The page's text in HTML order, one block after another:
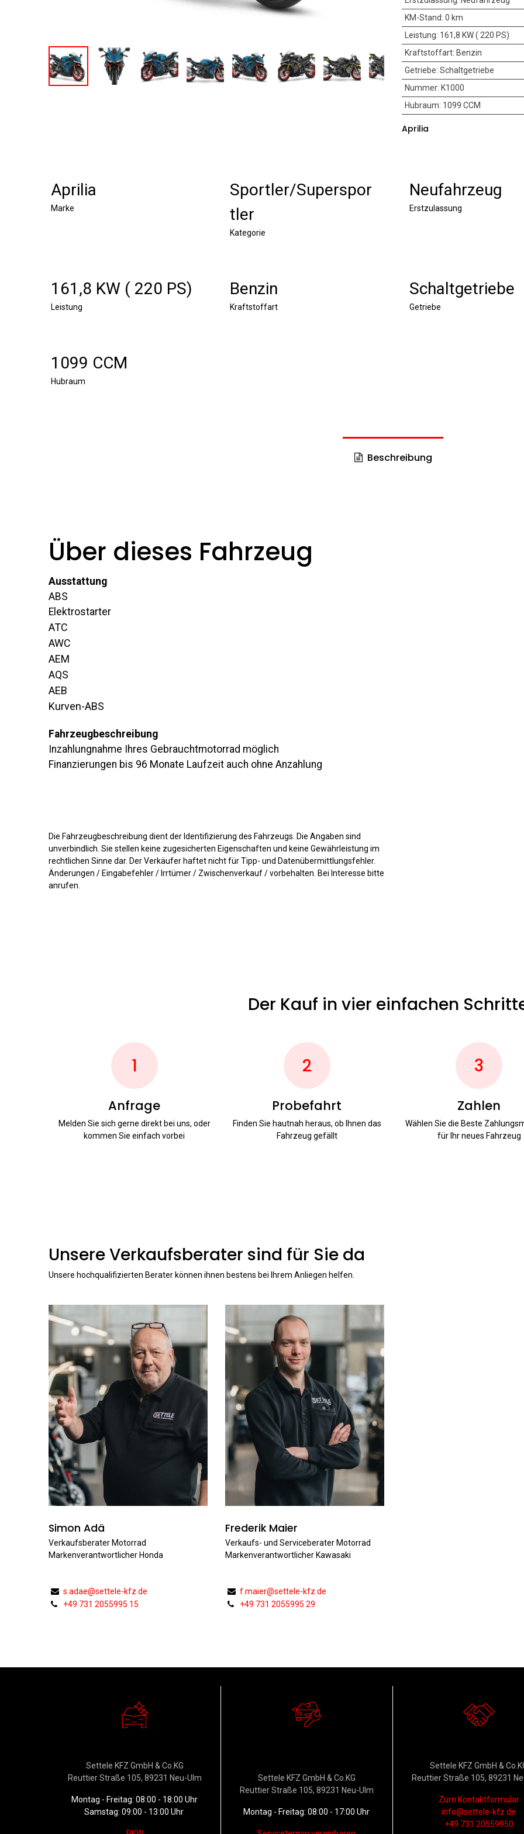
KM-Stand: 0 km
Leistung: 161,8 KW ( 220 PS)
Kraftstoffart: Benzin
Getriebe: Schaltgetriebe
Nummer: K1000
Hubraum: 1099 CCM
Aprilia
Aprilia
Marke
Sportler/Superspor
tler
Kategorie
Neufahrzeug
Erstzulassung
161,8 KW ( 220 PS)
Leistung
Benzin
Kraftstoffart
Schaltgetriebe
Getriebe
1099 CCM
Hubraum
Beschreibung
Über dieses Fahrzeug
Ausstattung
ABS
Elektrostarter
ATC
AWC
AEM
AQS
AEB
Kurven-ABS
Fahrzeugbeschreibung
Inzahlungnahme Ihres Gebrauchtmotorrad möglich
Finanzierungen bis 96 Monate Laufzeit auch ohne Anzahlung
Die Fahrzeugbeschreibung dient der Identifizierung des Fahrzeugs. Die Angaben sind
unverbindlich. Sie stellen keine zugesicherten Eigenschaften und keine Gewährleistung im
rechtlichen Sinne dar. Der Verkäufer haftet nicht für Tipp- und Datenübermittlungsfehler.
Änderungen / Eingabefehler / Irrtümer / Zwischenverkauf / vorbehalten. Bei Interesse bitte
anrufen.
Der Kauf in vier einfachen
1
Anfrage
Melden Sie sich gerne direkt bei uns, oder
kommen Sie einfach vorbei
2
Probefahrt
Finden Sie hautnah heraus, ob Ihnen das
Fahrzeug gefällt
3
Zahlen
Wählen Sie die Beste
für Ihr neues Fahrzeug
Unsere Verkaufsberater sind für Sie da
Unsere hochqualifizierten Berater können ihnen bestens bei Ihrem Anliegen helfen.
Simon Adä
Verkaufsberater Motorrad
Markenverantwortlicher Honda
s.adae@settele-kfz.de
+49 731 2055995 15
Frederik Maier
Verkaufs- und Serviceberater Motorrad
Markenverantwortlicher Kawasaki
f.maier@settele-kfz.de
+49 731 2055995 29
Settele KFZ GmbH & Co.KG
Reuttier Straße 105, 89231 Neu-Ulm
Montag - Freitag: 08:00 - 18:00 Uhr
Samstag: 09:00 - 13:00 Uhr
Settele KFZ GmbH & Co.KG
Reuttier Straße 105, 89231 Neu-Ulm
Montag - Freitag: 08:00 - 17:00 Uhr
Settele KFZ GmbH &
Reuttier Straße 105, 89231
Zum Kontaktformular
info@settele-kfz.de
+49 731 20559950